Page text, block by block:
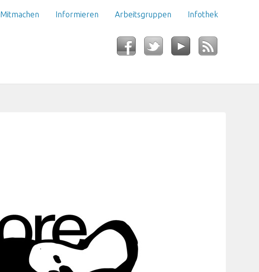
Mitmachen Informieren Arbeitsgruppen Infothek